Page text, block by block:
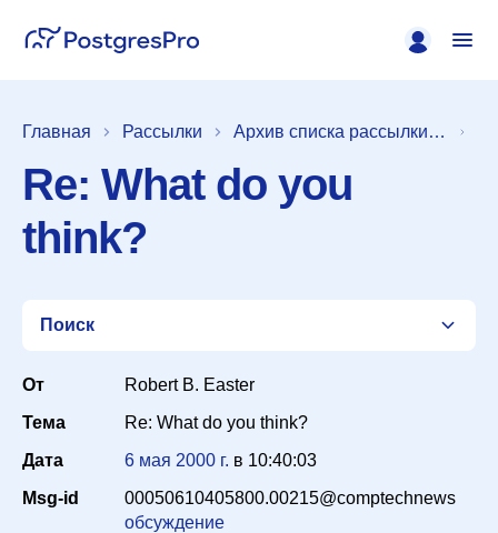
Главная Рассылки Архив списка рассылки [pgsql-general]
Re: What do you
think?
Поиск
Период
От
Robert B. Easter
Тема
Re: What do you think?
Дата
6 мая 2000 г. в 10:40:03
Msg-id
00050610405800.00215@comptechnews
обсуждение